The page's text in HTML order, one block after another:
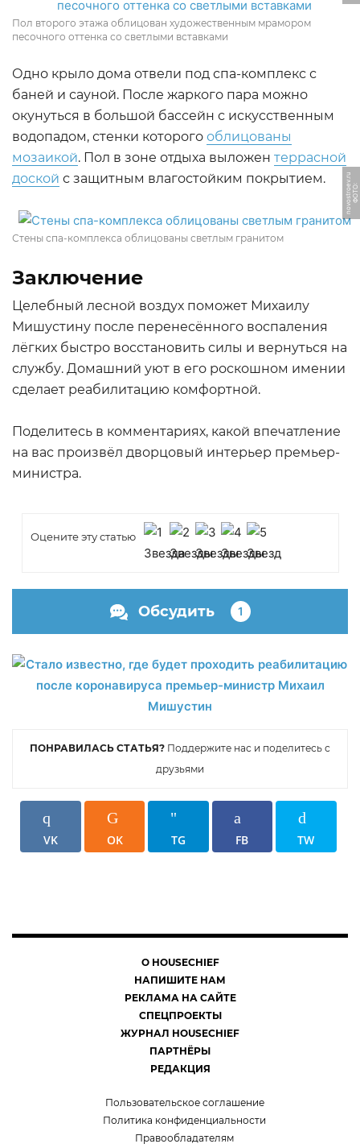
Пол второго этажа облицован художественным мрамором
песочного оттенка со светлыми вставками
Одно крыло дома отвели под спа-комплекс с
баней и сауной. После жаркого пара можно
окунуться в большой бассейн с искусственным
водопадом, стенки которого облицованы
мозаикой. Пол в зоне отдыха выложен террасной
доской с защитным влагостойким покрытием.
Ф
О
Т
О:
n
o
v
o
s
t
r
o
e
v.
r
u
Стены спа-комплекса облицованы светлым гранитом
Заключение
Целебный лесной воздух поможет Михаилу
Мишустину после перенесённого воспаления
лёгких быстро восстановить силы и вернуться на
службу. Домашний уют в его роскошном имении
сделает реабилитацию комфортной.
Поделитесь в комментариях, какой впечатление
на вас произвёл дворцовый интерьер премьер-
министра.
Оцените эту статью
Обсудить 1
ПОНРАВИЛАСЬ СТАТЬЯ? Поддержите нас и поделитесь с
друзьями
VK OK TG FB TW
О HOUSECHIEF
НАПИШИТЕ НАМ
РЕКЛАМА НА САЙТЕ
СПЕЦПРОЕКТЫ
ЖУРНАЛ HOUSECHIEF
ПАРТНЁРЫ
РЕДАКЦИЯ
Пользовательское соглашение
Политика конфиденциальности
Правообладателям